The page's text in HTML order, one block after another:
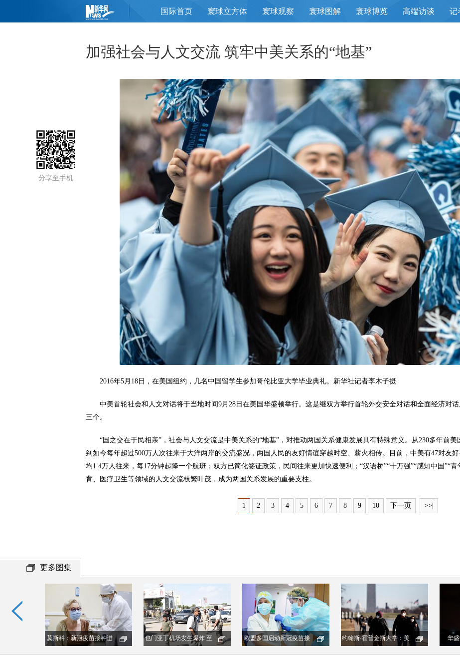
国际首页 寰球立方体 寰球观察 寰球图解 寰球博览 高端访谈 记
分享至手机
加强社会与人文交流 筑牢中美关系的“地基”
2016年5月18日，在美国纽约，几名中国留学生参加哥伦比亚大学毕业典礼。新华社记者李木子摄
中美首轮社会和人文对话将于当地时间9月28日在美国华盛顿举行。这是继双方举行首轮外交安全对话和全面经济对
三个。
“国之交在于民相亲”，社会与人文交流是中美关系的“地基”，对推动两国关系健康发展具有特殊意义。从230多年前美
到如今每年超过500万人次往来于大洋两岸的交流盛况，两国人民的友好情谊穿越时空、薪火相传。目前，中美有47对友
均1.4万人往来，每17分钟起降一个航班；双方已简化签证政策，民间往来更加快速便利；“汉语桥”“十万强”“感知中国
育、医疗卫生等领域的人文交流枝繁叶茂，成为两国关系发展的重要支柱。
1 2 3 4 5 6 7 8 9 10 下一页 >>|